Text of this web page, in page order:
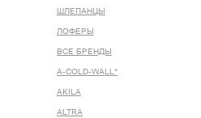
ШЛЕПАНЦЫ
ЛОФЕРЫ
ВСЕ БРЕНДЫ
A-COLD-WALL*
AKILA
ALTRA